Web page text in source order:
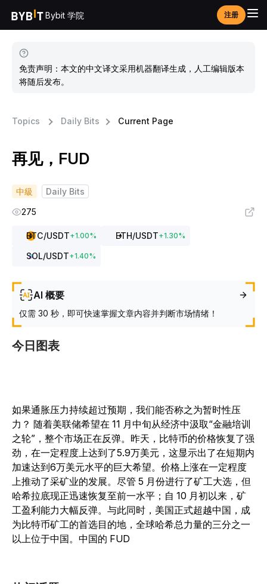
Bybit 学院 注册
免责声明：本文的中文译文采用机器翻译生成，人工编辑版本
将随后发布。
Topics Daily Bits Current Page
再见，FUD
中級
Daily Bits
275
BTC/USDT+1.00% ETH/USDT+1.30%
SOL/USDT+1.40%
AI 概要
仅需 30 秒，即可快速掌握文章内容并判断市场情绪！
今日图表
如果通胀压力持续超过预期，我们能否称之为暂时性压
力？ 随着美联储希望在 11 月中旬从经济中汲取“金融培训
之轮”，整个市场正在反弹。昨天，比特币的价格恢复了强
劲，在一定程度上达到了5.9万美元，这显示出了在短期内
加速达到6万美元水平的巨大希望。价格上涨在一定程度
上推动了采矿业的发展。尽管 5 月份进行了矿工大选，但
哈希拉底现正迅速恢复至前一水平；自 10 月初以来，矿
工盈利能力大幅反弹。与此同时，美国正式超越中国，成
为比特币矿工的首选目的地，全球哈希总力量的三分之一
以上位于中国。中国的 FUD